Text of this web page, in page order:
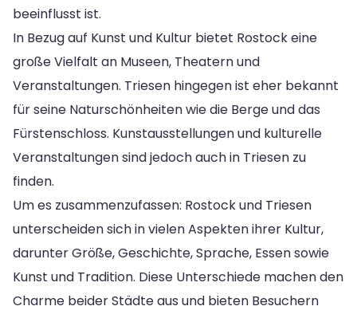
beeinflusst ist.
In Bezug auf Kunst und Kultur bietet Rostock eine
große Vielfalt an Museen, Theatern und
Veranstaltungen. Triesen hingegen ist eher bekannt
für seine Naturschönheiten wie die Berge und das
Fürstenschloss. Kunstausstellungen und kulturelle
Veranstaltungen sind jedoch auch in Triesen zu
finden.
Um es zusammenzufassen: Rostock und Triesen
unterscheiden sich in vielen Aspekten ihrer Kultur,
darunter Größe, Geschichte, Sprache, Essen sowie
Kunst und Tradition. Diese Unterschiede machen den
Charme beider Städte aus und bieten Besuchern